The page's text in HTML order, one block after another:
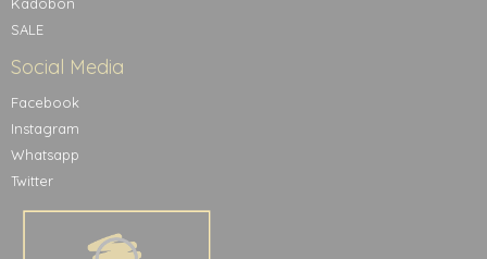
SALE
Social Media
Facebook
Instagram
Whatsapp
Twitter